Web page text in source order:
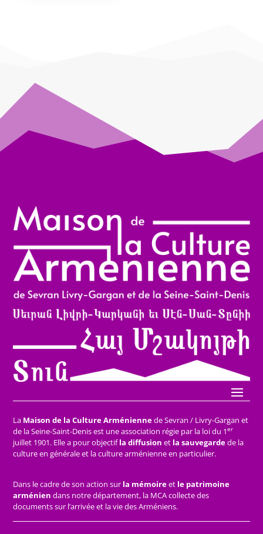
La Maison de la Culture Arméniennede Sevran / Livry-Gargan et
de la Seine-Saint-Denis est une association régie par la loi du 1er
juillet 1901. Elle a pour objectifla diffusion et la sauvegardede la
culture en générale et la culture arménienne en particulier.
Dans le cadre de son action sur la mémoireet le patrimoine
arménien dans notre département, la MCA collecte des
documents sur l’arrivée et la vie des Arméniens.